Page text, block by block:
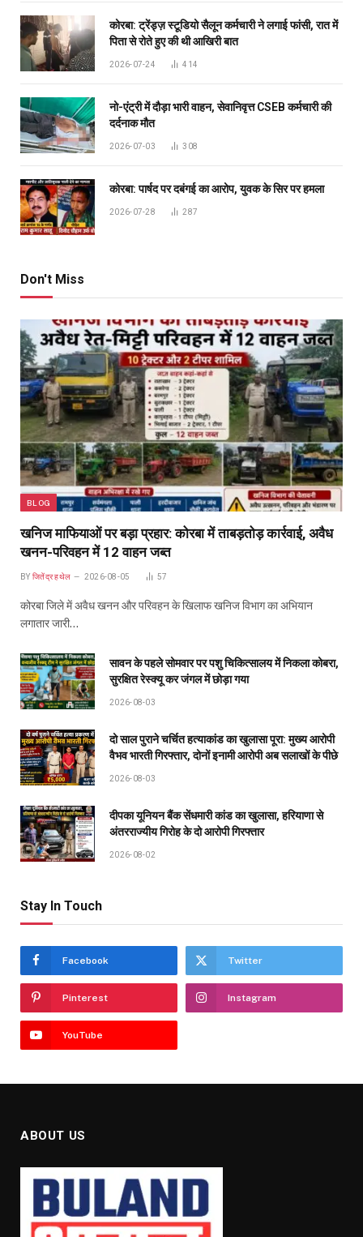
कोरबा: ट्रेंड्ज़ स्टूडियो सैलून कर्मचारी ने लगाई फांसी, रात में
पिता से रोते हुए की थी आखिरी बात
2026-07-24 414
नो-एंट्री में दौड़ा भारी वाहन, सेवानिवृत्त CSEB कर्मचारी की
दर्दनाक मौत
2026-07-03 308
कोरबा: पार्षद पर दबंगई का आरोप, युवक के सिर पर हमला
2026-07-28 287
Don't Miss
BLOG
खनिज माफियाओं पर बड़ा प्रहार: कोरबा में ताबड़तोड़ कार्रवाई, अवैध
खनन-परिवहन में 12 वाहन जब्त
BY जितेंद्र हथेल 2026-08-05 57
कोरबा जिले में अवैध खनन और परिवहन के खिलाफ खनिज विभाग का अभियान
लगातार जारी…
सावन के पहले सोमवार पर पशु चिकित्सालय में निकला कोबरा,
सुरक्षित रेस्क्यू कर जंगल में छोड़ा गया
2026-08-03
दो साल पुराने चर्चित हत्याकांड का खुलासा पूरा: मुख्य आरोपी
वैभव भारती गिरफ्तार, दोनों इनामी आरोपी अब सलाखों के पीछे
2026-08-03
दीपका यूनियन बैंक सेंधमारी कांड का खुलासा, हरियाणा से
अंतरराज्यीय गिरोह के दो आरोपी गिरफ्तार
2026-08-02
Stay In Touch
Facebook Twitter
Pinterest Instagram
YouTube
ABOUT US